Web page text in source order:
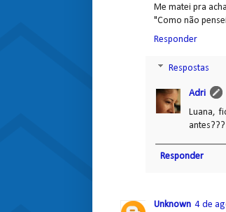
Me matei pra
"Como não
Responder
Respostas
Adri
Luana,
Responder
Unknown 4 de